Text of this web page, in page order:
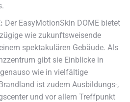
Der EasyMotionSkin DOME bietet
wie zukunftsweisende
spektakulären Gebäude. Als
gibt sie Einblicke in
wie in vielfältige
ist zudem Ausbildungs-,
und vor allem Treffpunkt